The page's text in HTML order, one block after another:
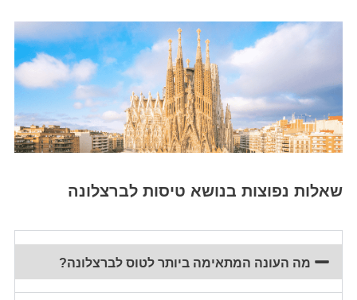
שאלות נפוצות בנושא טיסות לברצלונה
מה העונה המתאימה ביותר לטוס לברצלונה?